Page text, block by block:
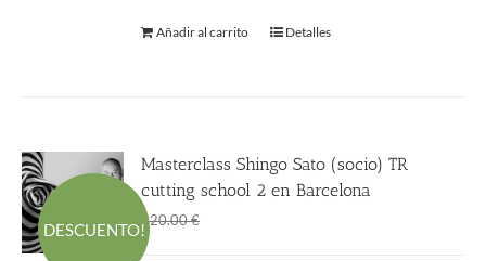
Añadir al carrito Detalles
DESCUENTO!
Masterclass Shingo Sato (socio) TR
cutting school 2 en Barcelona
320.00€